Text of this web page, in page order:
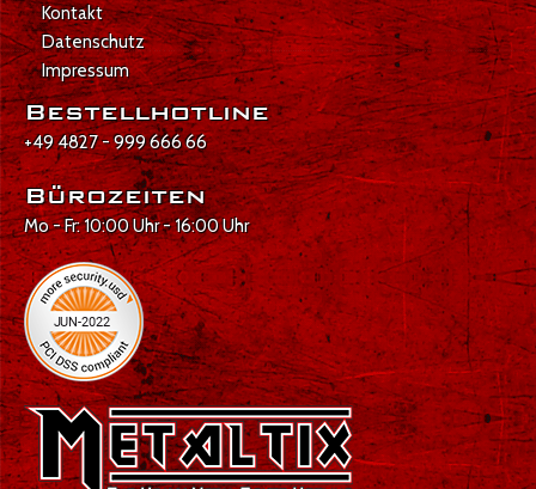
Kontakt
Datenschutz
Impressum
Bestellhotline
+49 4827 - 999 666 66
Bürozeiten
Mo - Fr: 10:00 Uhr - 16:00 Uhr